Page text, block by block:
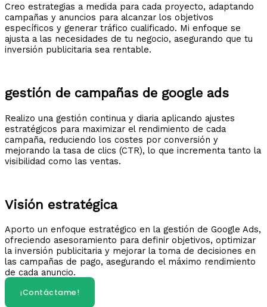
Creo estrategias a medida para cada proyecto, adaptando
campañas y anuncios para alcanzar los objetivos
específicos y generar tráfico cualificado. Mi enfoque se
ajusta a las necesidades de tu negocio, asegurando que tu
inversión publicitaria sea rentable.
gestión de campañas de google ads
Realizo una gestión continua y diaria aplicando ajustes
estratégicos para maximizar el rendimiento de cada
campaña, reduciendo los costes por conversión y
mejorando la tasa de clics (CTR), lo que incrementa tanto la
visibilidad como las ventas.​
Visión estratégica
Aporto un enfoque estratégico en la gestión de Google Ads,
ofreciendo asesoramiento para definir objetivos, optimizar
la inversión publicitaria y mejorar la toma de decisiones en
las campañas de pago, asegurando el máximo rendimiento
de cada anuncio.​
¡Contáctame!